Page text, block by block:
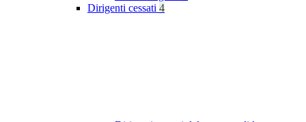
Dirigenti cessati 4